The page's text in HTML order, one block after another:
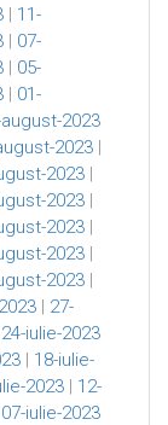
| 11-
| 07-
| 05-
| 01-
2023
2023 |
2023 |
2023 |
2023 |
2023 |
2023 |
| 27-
24-iulie-2023
| 18-iulie-
2023 | 12-
07-iulie-2023